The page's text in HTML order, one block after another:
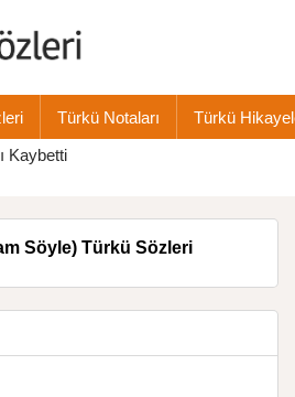
Türkü Notaları Türkü
Kaybetti
Söyle) Türkü Sözleri